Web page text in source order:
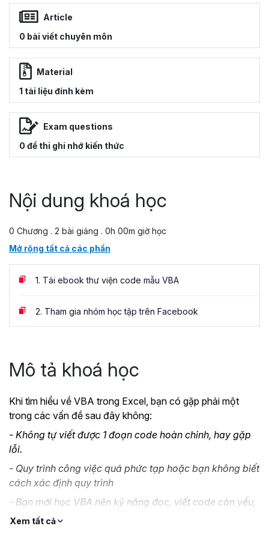
Article
0 bài viết chuyên môn
Material
1 tài liệu đính kèm
Exam questions
0 đề thi ghi nhớ kiến thức
Nội dung khoá học
0 Chương . 2 bài giảng . 0h 00m giờ học
Mở rộng tất cả các phần
1. Tải ebook thư viện code mẫu VBA
2. Tham gia nhóm học tập trên Facebook
Mô tả khoá học
Khi tìm hiểu về VBA trong Excel, bạn có gặp phải một
trong các vấn đề sau đây không:
- Không tự viết được 1 đoạn code hoàn chỉnh, hay gặp
lỗi.
- Quy trình công việc quá phức tạp hoặc bạn không biết
cách xác định quy trình
- Bạn mới học VBA nên kỹ năng đọc, viết code còn yếu,
nhưng đang cần sử dụng ngay vào công việc.
Xem tất cả